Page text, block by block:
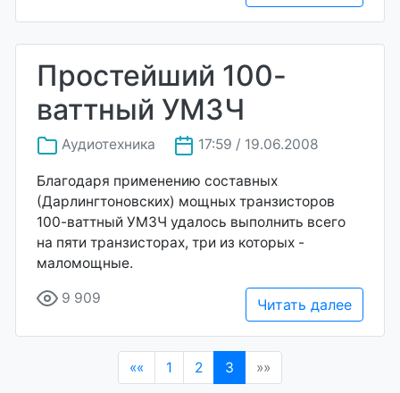
Простейший 100-
ваттный УМЗЧ
Аудиотехника 17:59 / 19.06.2008
Благодаря применению составных
(Дарлингтоновских) мощных транзисторов
100-ваттный УМЗЧ удалось выполнить всего
на пяти транзисторах, три из которых -
маломощные.
9 909 Читать далее
«« 1 2 3 (current)
»»